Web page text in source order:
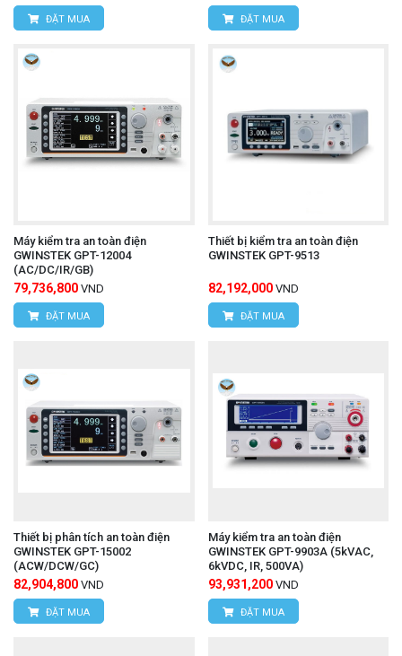
ĐẶT MUA ĐẶT MUA
Máy kiểm tra an toàn điện
GWINSTEK GPT-12004
(AC/DC/IR/GB)
79,736,800 VND
ĐẶT MUA
Thiết bị kiểm tra an toàn điện
GWINSTEK GPT-9513
82,192,000 VND
ĐẶT MUA
Thiết bị phân tích an toàn điện
GWINSTEK GPT-15002
(ACW/DCW/GC)
82,904,800 VND
ĐẶT MUA
Máy kiểm tra an toàn điện
GWINSTEK GPT-9903A (5kVAC,
6kVDC, IR, 500VA)
93,931,200 VND
ĐẶT MUA